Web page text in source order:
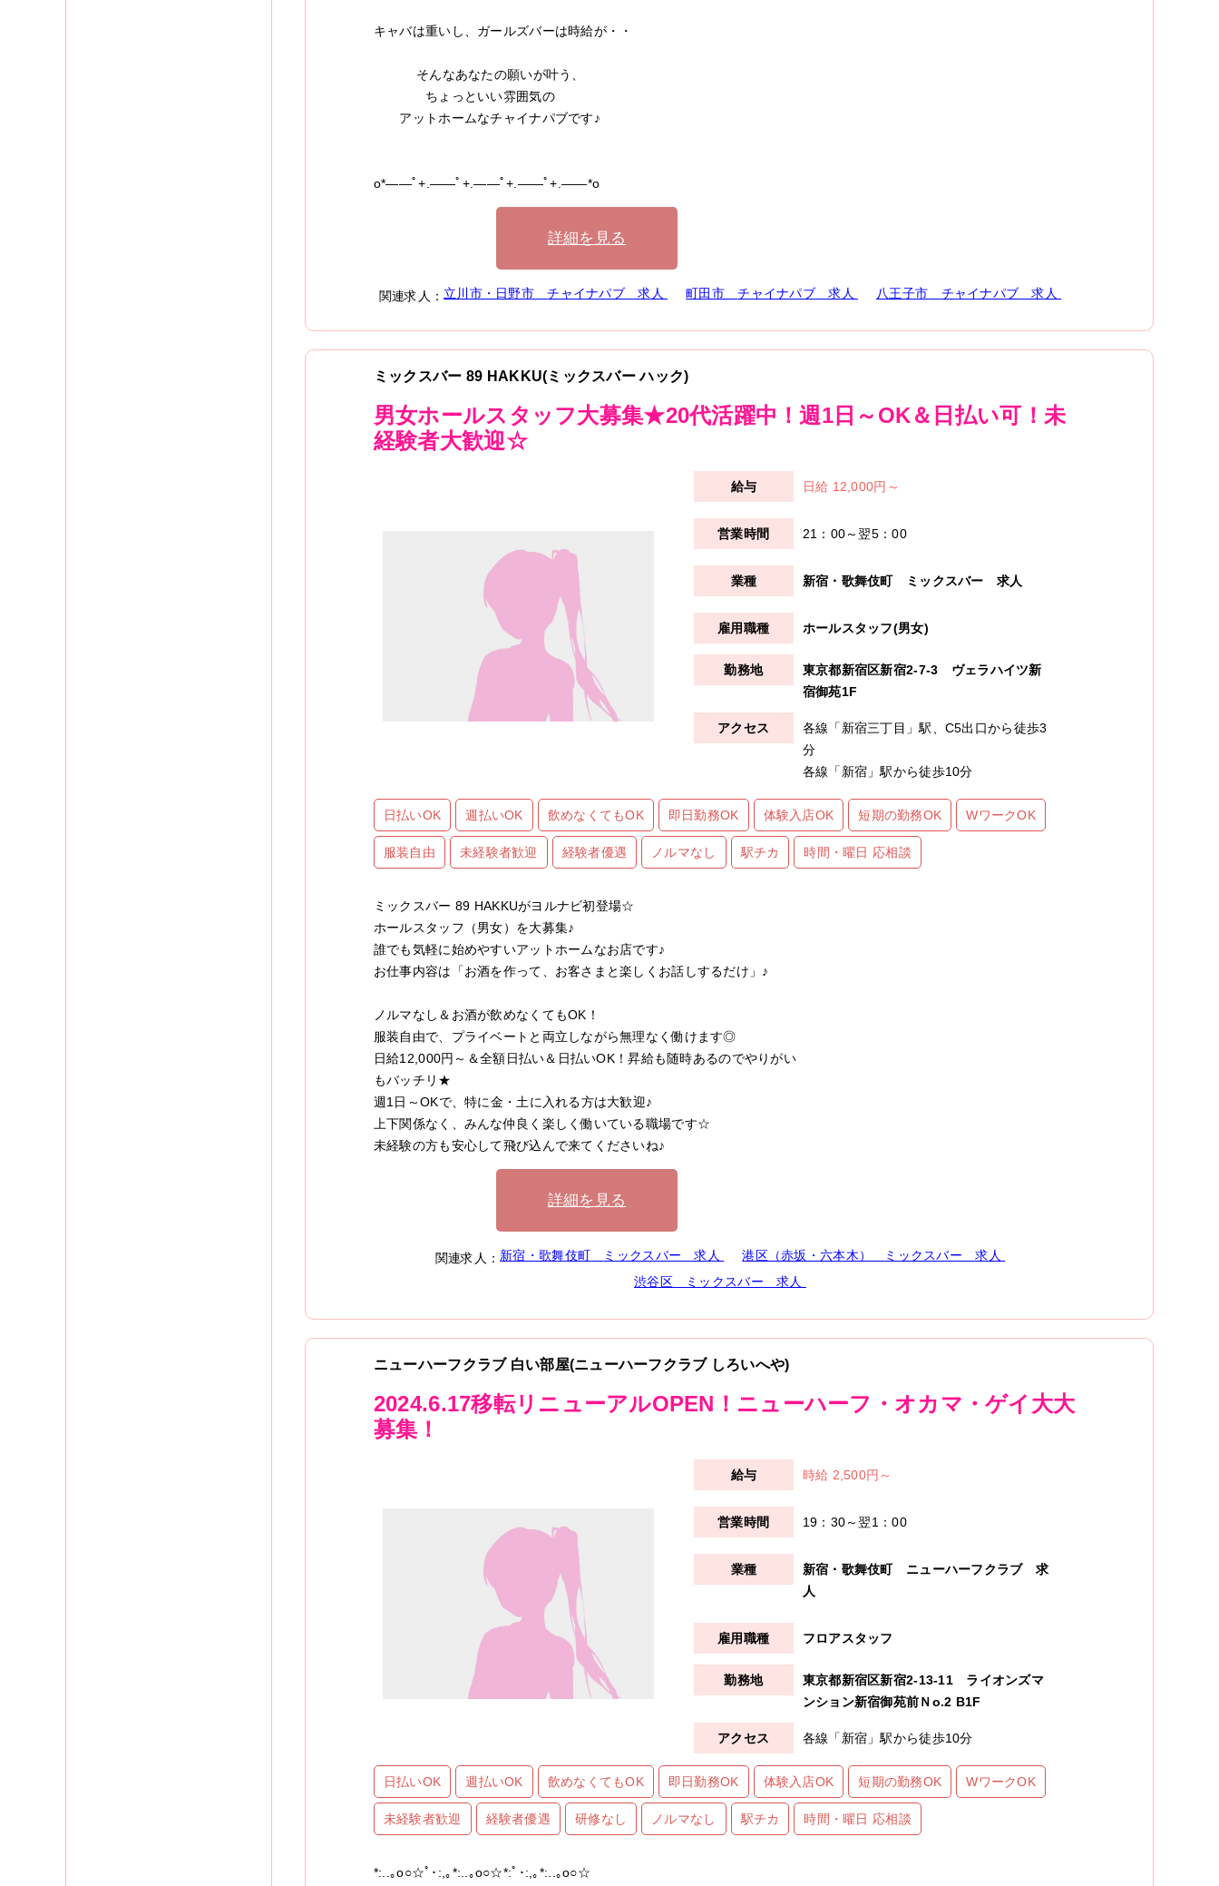
キャバは重いし、ガールズバーは時給が・・
そんなあなたの願いが叶う、
ちょっといい雰囲気の
アットホームなチャイナパブです♪
o*――ﾟ+.――ﾟ+.――ﾟ+.――ﾟ+.――*o
詳細を見る
関連求人：立川市・日野市 チャイナパブ 求人 町田市 チャイナパブ求人 八王子市 チャイナパブ 求人
ミックスバー 89 HAKKU(ミックスバー ハック)
男女ホールスタッフ大募集★20代活躍中！週1日～OK＆日払い可！未
経験者大歓迎☆
日給 12,000円～
21：00～翌5：00
新宿・歌舞伎町 ミックスバー 求人
ホールスタッフ(男女)
東京都新宿区新宿2-7-3 ヴェラハイツ新
宿御苑1F
各線「新宿三丁目」駅、C5出口から徒歩3
分
各線「新宿」駅から徒歩10分
日払いOK 週払いOK 飲めなくてもOK 即日勤務OK 体験入店OK 短期の勤務OK WワークOK
服装自由 未経験者歓迎 経験者優遇 ノルマなし 駅チカ 時間・曜日 応相談
ミックスバー 89 HAKKUがヨルナビ初登場☆
ホールスタッフ（男女）を大募集♪
誰でも気軽に始めやすいアットホームなお店です♪
お仕事内容は「お酒を作って、お客さまと楽しくお話しするだけ」♪
ノルマなし＆お酒が飲めなくてもOK！
服装自由で、プライベートと両立しながら無理なく働けます◎
日給12,000円～＆全額日払い＆日払いOK！昇給も随時あるのでやりがい
もバッチリ★
週1日～OKで、特に金・土に入れる方は大歓迎♪
上下関係なく、みんな仲良く楽しく働いている職場です☆
未経験の方も安心して飛び込んで来てくださいね♪
詳細を見る
関連求人：新宿・歌舞伎町 ミックスバー 求人 港区（赤坂・六本木） ミックスバー 求人
渋谷区
ミックスバー 求人
ニューハーフクラブ 白い部屋(ニューハーフクラブ しろいへや)
2024.6.17移転リニューアルOPEN！ニューハーフ・オカマ・ゲイ大大
募集！
時給 2,500円～
19：30～翌1：00
新宿・歌舞伎町 ニューハーフクラブ
求
人
フロアスタッフ
東京都新宿区新宿2-13-11 ライオンズマ
ンション新宿御苑前Ｎo.2 B1F
各線「新宿」駅から徒歩10分
日払いOK 週払いOK 飲めなくてもOK 即日勤務OK 体験入店OK 短期の勤務OK WワークOK
未経験者歓迎 経験者優遇 研修なし ノルマなし 駅チカ 時間・曜日 応相談
*:..｡o○☆ﾟ･:,｡*:..｡o○☆*:ﾟ･:,｡*:..｡o○☆